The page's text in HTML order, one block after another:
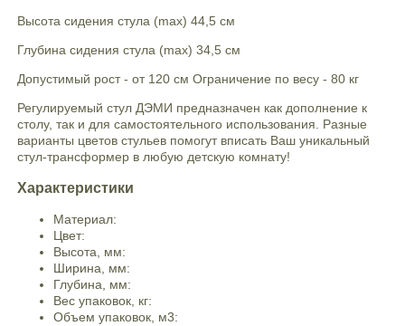
Высота сидения стула (max) 44,5 см
Глубина сидения стула (max) 34,5 см
Допустимый рост - от 120 см Ограничение по весу - 80 кг
Регулируемый стул ДЭМИ предназначен как дополнение к
столу, так и для самостоятельного использования. Разные
варианты цветов стульев помогут вписать Ваш уникальный
стул-трансформер в любую детскую комнату!
Характеристики
Материал:
Цвет:
Высота, мм:
Ширина, мм:
Глубина, мм:
Вес упаковок, кг:
Объем упаковок, м3: